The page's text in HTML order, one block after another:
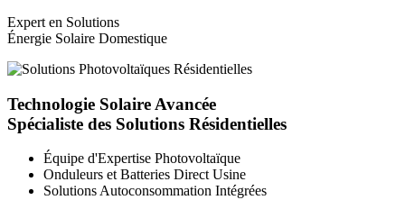
Expert en Solutions
Énergie Solaire Domestique
Technologie Solaire Avancée
Spécialiste des Solutions Résidentielles
Équipe d'Expertise Photovoltaïque
Onduleurs et Batteries Direct Usine
Solutions Autoconsommation Intégrées